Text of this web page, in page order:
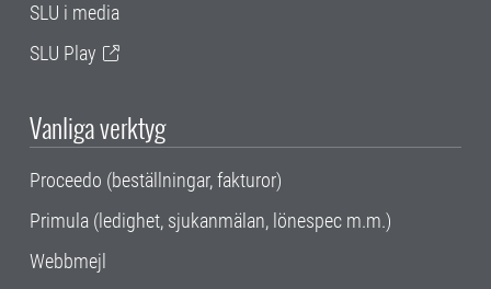
SLU i media
SLU Play
Vanliga verktyg
Proceedo (beställningar, fakturor)
Primula (ledighet, sjukanmälan, lönespec m.m.)
Webbmejl